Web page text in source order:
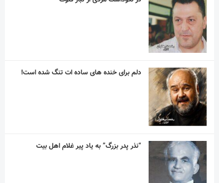
دلم برای خنده های ساده ات تنگ شده است!
“نذر پدر بزرگ” به یاد پیر غلام اهل بیت